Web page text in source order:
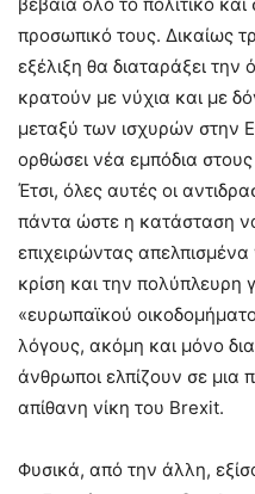
προσωπικό τους. Δικαίως
εξέλιξη θα διαταράξει την
κρατούν με νύχια και με
μεταξύ των ισχυρών στην
ορθώσει νέα εμπόδια
Έτσι, όλες αυτές οι
πάντα ώστε η κατάσταση
επιχειρώντας
κρίση και την
«ευρωπαϊκού
λόγους, ακόμη και μόνο
άνθρωποι ελπίζουν σε μια
απίθανη νίκη του Brexit.
Φυσικά, από την άλλη,